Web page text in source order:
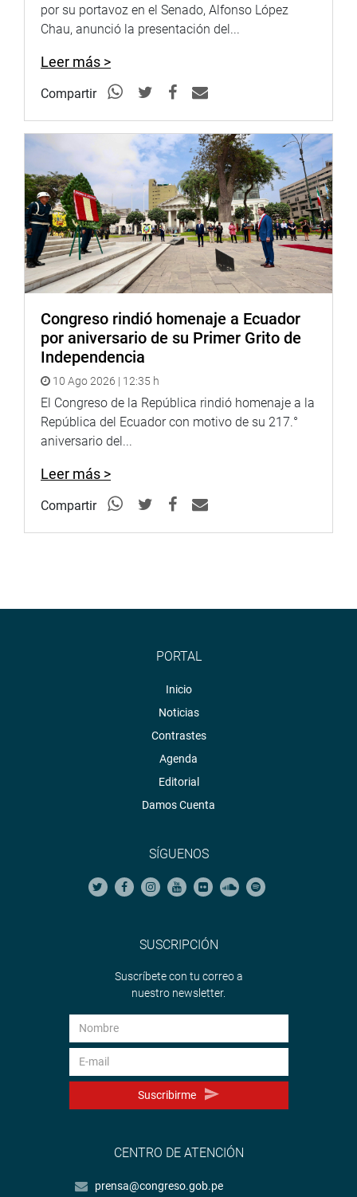
por su portavoz en el Senado, Alfonso López
Chau, anunció la presentación del...
Leer más >
Compartir
Congreso rindió homenaje a Ecuador
por aniversario de su Primer Grito de
Independencia
10 Ago 2026 | 12:35 h
El Congreso de la República rindió homenaje a la
República del Ecuador con motivo de su 217.°
aniversario del...
Leer más >
Compartir
PORTAL
Inicio
Noticias
Contrastes
Agenda
Editorial
Damos Cuenta
SÍGUENOS
SUSCRIPCIÓN
Suscríbete con tu correo a
nuestro newsletter.
Suscribirme
CENTRO DE ATENCIÓN
prensa@congreso.gob.pe